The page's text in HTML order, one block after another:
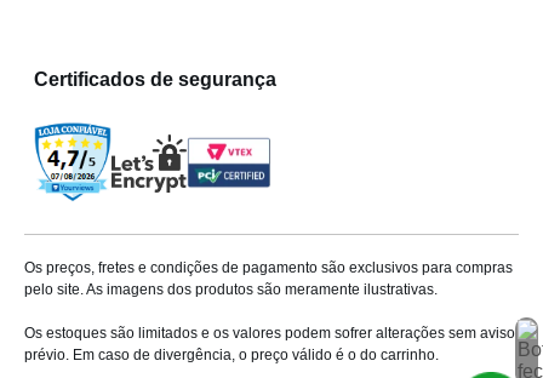
Certificados de segurança
Os preços, fretes e condições de pagamento são exclusivos para compras
pelo site. As imagens dos produtos são meramente ilustrativas.
Os estoques são limitados e os valores podem sofrer alterações sem aviso
prévio. Em caso de divergência, o preço válido é o do carrinho.